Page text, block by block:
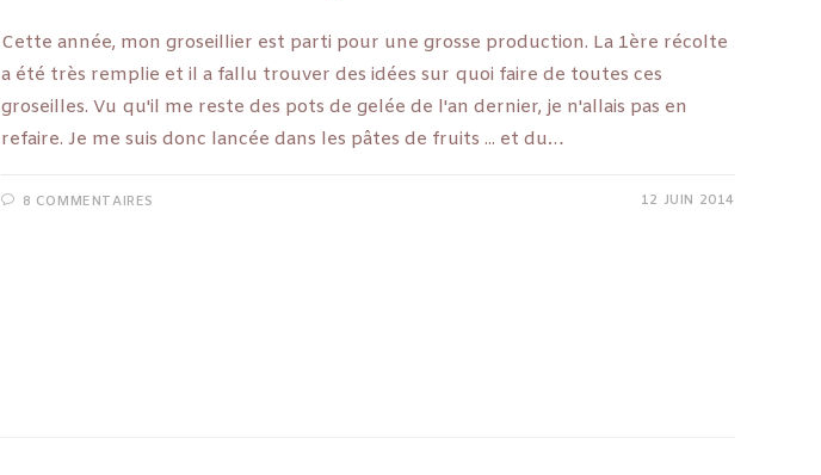
Cette année, mon groseillier est parti pour une grosse production. La 1ère récolte
a été très remplie et il a fallu trouver des idées sur quoi faire de toutes ces
groseilles. Vu qu'il me reste des pots de gelée de l'an dernier, je n'allais pas en
refaire. Je me suis donc lancée dans les pâtes de fruits ... et du…
8 COMMENTAIRES 12 JUIN 2014